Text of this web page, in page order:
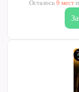
Осталось9 мест